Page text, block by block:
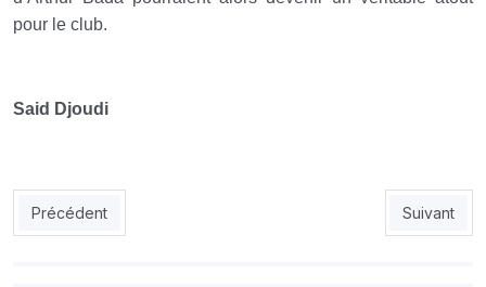
pour le club.
Said Djoudi
Article précédent : MCO : un entraîneur avant la fin de saison
Précédent Article
Suivant